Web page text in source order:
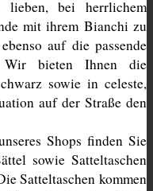
lieben, bei herrlichem
mit ihrem Bianchi zu
auf die passende
Wir bieten Ihnen die
sowie in celeste,
auf der Straße den
Shops finden Sie
sowie Satteltaschen
Satteltaschen kommen